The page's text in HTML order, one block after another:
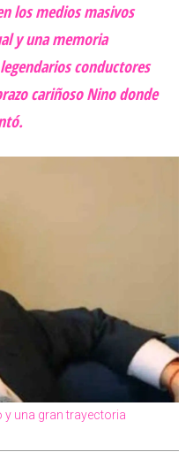
los medios masivos
y una memoria
conductores
cariñoso Nino donde
y una gran trayectoria